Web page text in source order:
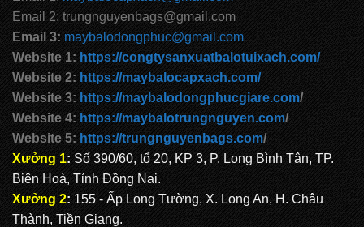
Email 2: trungnguyenbags@gmail.com
Email 3: maybalodongphuc@gmail.com
Website 1: https://congtysanxuatbalotuixach.com/
Website 2: https://maybalocapxach.com/
Website 3: https://maybalodongphucgiare.com/
Website 4: https://maybalotrungnguyen.com/
Website 5: https://trungnguyenbags.com/
Xưởng 1: Số 390/60, tổ 20, KP 3, P. Long Bình Tân, TP.
Biên Hoà, Tỉnh Đồng Nai.
Xưởng 2: 155 - Ấp Long Tường, X. Long An, H. Châu
Thành, Tiền Giang.